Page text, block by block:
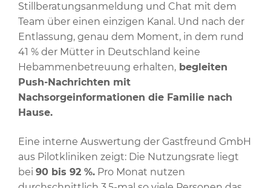
Stillberatungsanmeldung und Chat mit dem
Team über einen einzigen Kanal. Und nach der
Entlassung, genau dem Moment, in dem rund
41 % der Mütter in Deutschland keine
Hebammenbetreuung erhalten, begleiten
Push-Nachrichten mit
Nachsorgeinformationen die Familie nach
Hause.
Eine interne Auswertung der Gastfreund GmbH
aus Pilotkliniken zeigt: Die Nutzungsrate liegt
bei 90 bis 92 %. Pro Monat nutzen